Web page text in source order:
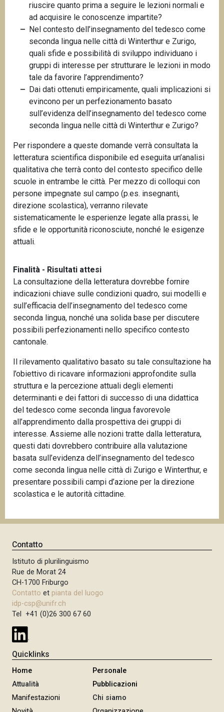
riuscire quanto prima a seguire le lezioni normali e
ad acquisire le conoscenze impartite?
Nel contesto dell’insegnamento del tedesco come
seconda lingua nelle città di Winterthur e Zurigo,
quali sfide e possibilità di sviluppo individuano i
gruppi di interesse per strutturare le lezioni in modo
tale da favorire l’apprendimento?
Dai dati ottenuti empiricamente, quali implicazioni si
evincono per un perfezionamento basato
sull’evidenza dell’insegnamento del tedesco come
seconda lingua nelle città di Winterthur e Zurigo?
Per rispondere a queste domande verrà consultata la
letteratura scientifica disponibile ed eseguita un’analisi
qualitativa che terrà conto del contesto specifico delle
scuole in entrambe le città. Per mezzo di colloqui con
persone impegnate sul campo (p.es. insegnanti,
direzione scolastica), verranno rilevate
sistematicamente le esperienze legate alla prassi, le
sfide e le opportunità riconosciute, nonché le esigenze
attuali.
Finalità - Risultati attesi
La consultazione della letteratura dovrebbe fornire
indicazioni chiave sulle condizioni quadro, sui modelli e
sull’efficacia dell’insegnamento del tedesco come
seconda lingua, nonché una solida base per discutere
possibili perfezionamenti nello specifico contesto
cantonale.
Il rilevamento qualitativo basato su tale consultazione ha
l’obiettivo di ricavare informazioni approfondite sulla
struttura e la percezione attuali degli elementi
determinanti e dei fattori di successo di una didattica
del tedesco come seconda lingua favorevole
all’apprendimento dalla prospettiva dei gruppi di
interesse. Assieme alle nozioni tratte dalla letteratura,
questi dati dovrebbero contribuire alla valutazione
basata sull’evidenza dell’insegnamento del tedesco
come seconda lingua nelle città di Zurigo e Winterthur, e
presentare possibili campi d’azione per la direzione
scolastica e le autorità cittadine.
Contatto
Istituto di plurilinguismo
Rue de Morat 24
CH-1700 Friburgo
Contatto et pianta del luogo
idp-csp@unifr.ch
Tel +41 (0)26 300 67 60
Quicklinks
Home
Attualità
Manifestazioni
Personale
Pubblicazioni
Chi siamo